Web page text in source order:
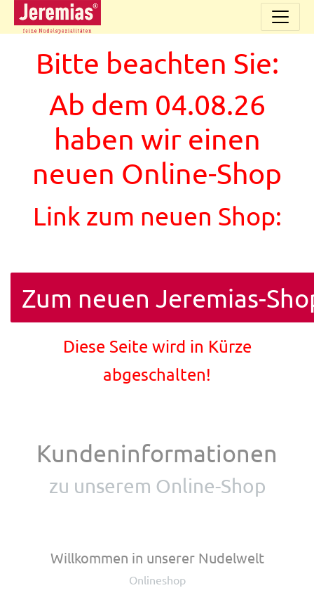
Bitte beachten Sie:
Ab dem 04.08.26
haben wir einen
neuen Online-Shop
Link zum neuen Shop:
Zum neuen Jeremias-
Diese Seite wird in Kürze
abgeschalten!
Kundeninformationen
zu unserem Online-Shop
Willkommen in unserer Nudelwelt
Onlineshop